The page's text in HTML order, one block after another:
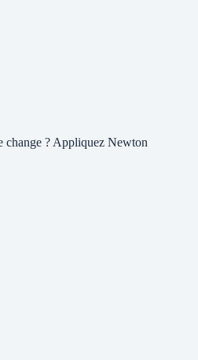
change ? Appliquez Newton